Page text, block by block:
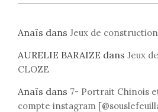
Anaïs dans Jeux de
AURELIE BARAIZE dans Jeux
CLOZE
Anaïs dans 7- Portrait Chinois
compte instagram